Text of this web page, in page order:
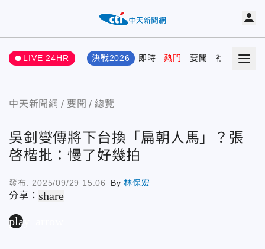
LIVE 24HR 決戰2026 即時 熱門 要聞 社會 娛樂
中天新聞網 要聞 總覽
吳釗燮傳將下台換「扁朝人馬」？張
啓楷批：慢了好幾拍
發布: 2025/09/29 15:06 By林保宏
分享：share
play_arrow